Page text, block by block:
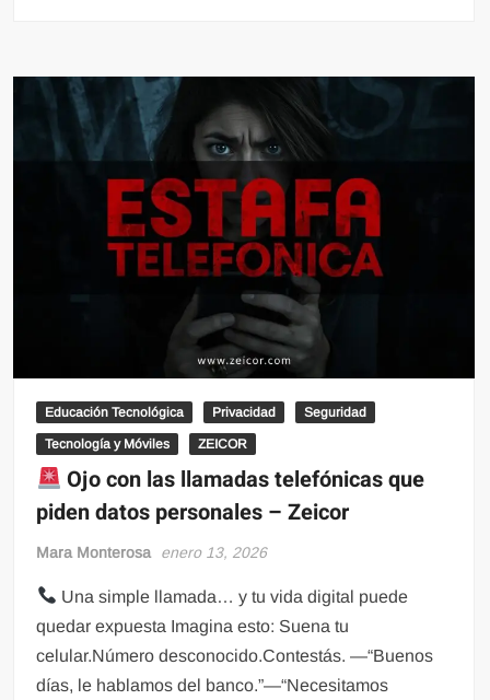
Educación Tecnológica Privacidad Seguridad
Tecnología y Móviles ZEICOR
Ojo con las llamadas telefónicas que
piden datos personales – Zeicor
Mara Monterosa enero 13, 2026
Una simple llamada… y tu vida digital puede
quedar expuesta Imagina esto: Suena tu
celular.Número desconocido.Contestás. —“Buenos
días, le hablamos del banco.”—“Necesitamos